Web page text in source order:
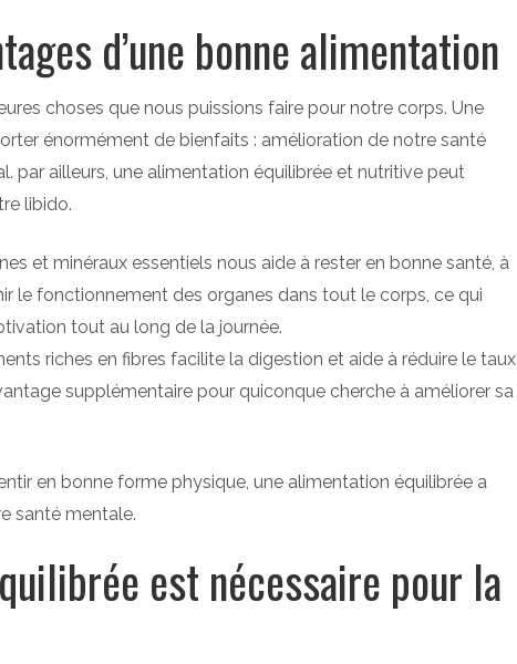
d’une bonne alimentation
choses que nous puissions faire pour notre corps. Une
énormément de bienfaits : amélioration de notre santé
par ailleurs, une alimentation équilibrée et nutritive peut
libido.
et minéraux essentiels nous aide à rester en bonne santé, à
le fonctionnement des organes dans tout le corps, ce qui
tout au long de la journée.
riches en fibres facilite la digestion et aide à réduire le taux
supplémentaire pour quiconque cherche à améliorer sa
en bonne forme physique, une alimentation équilibrée a
santé mentale.
est nécessaire pour la